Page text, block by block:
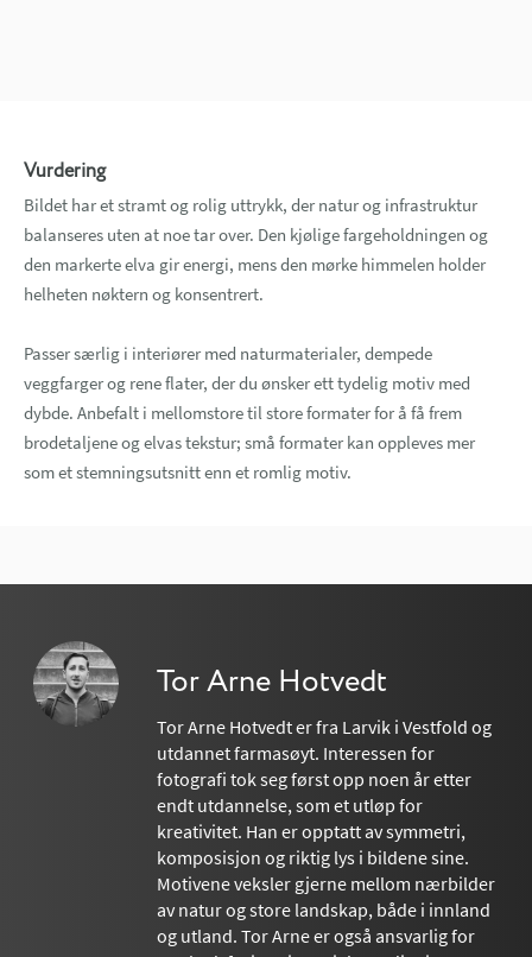
Vurdering
Bildet har et stramt og rolig uttrykk, der natur og infrastruktur
balanseres uten at noe tar over. Den kjølige fargeholdningen og
den markerte elva gir energi, mens den mørke himmelen holder
helheten nøktern og konsentrert.
Passer særlig i interiører med naturmaterialer, dempede
veggfarger og rene flater, der du ønsker ett tydelig motiv med
dybde. Anbefalt i mellomstore til store formater for å få frem
brodetaljene og elvas tekstur; små formater kan oppleves mer
som et stemningsutsnitt enn et romlig motiv.
Tor Arne Hotvedt
Tor Arne Hotvedt er fra Larvik i Vestfold og
utdannet farmasøyt. Interessen for
fotografi tok seg først opp noen år etter
endt utdannelse, som et utløp for
kreativitet. Han er opptatt av symmetri,
komposisjon og riktig lys i bildene sine.
Motivene veksler gjerne mellom nærbilder
av natur og store landskap, både i innland
og utland. Tor Arne er også ansvarlig for